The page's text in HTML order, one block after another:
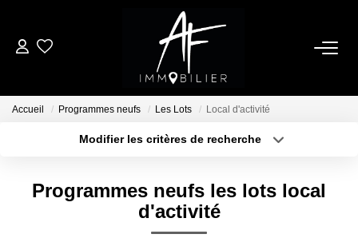
ACHETER
Accueil Programmes neufs Les Lots Local d'activité
Modifier les critères de recherche
Sélectionnez...
Type de bien
Surface min
Programmes neufs les lots local
d'activité